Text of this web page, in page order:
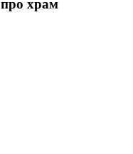
про храм